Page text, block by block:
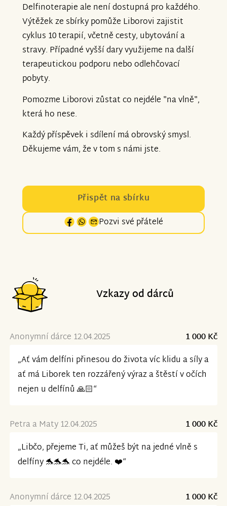
Delfinoterapie ale není dostupná pro každého.
Výtěžek ze sbírky pomůže Liborovi zajistit
cyklus 10 terapií, včetně cesty, ubytování a
stravy. Případné vyšší dary využijeme na další
terapeutickou podporu nebo odlehčovací
pobyty.
Pomozme Liborovi zůstat co nejdéle "na vlně",
která ho nese.
Každý příspěvek i sdílení má obrovský smysl.
Děkujeme vám, že v tom s námi jste.
Přispět na sbírku
Pozvi své přátelé
Vzkazy od dárců
Anonymní dárce 12.04.2025
1 000 Kč
„Ať vám delfíni přinesou do života víc klidu a síly a
ať má Liborek ten rozzářený výraz a štěstí v očích
nejen u delfínů 🙏🏻“
Petra a Maty 12.04.2025
1 000 Kč
„Libčo, přejeme Ti, ať můžeš být na jedné vlně s
delfíny 🐬🐬🐬 co nejdéle. ❤️“
Anonymní dárce 12.04.2025 1 000 Kč